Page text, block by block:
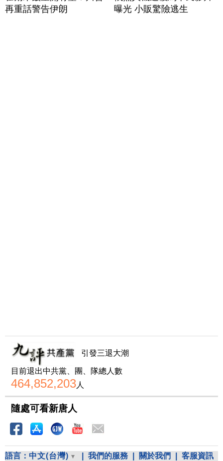
再重話警告伊朗
曝光 小販驚險逃生
引發三退大潮
目前退出中共黨、團、隊總人數
464,852,203人
隨處可看新唐人
語言： 中文(台灣) 我們的服務 關於我們
客服資訊